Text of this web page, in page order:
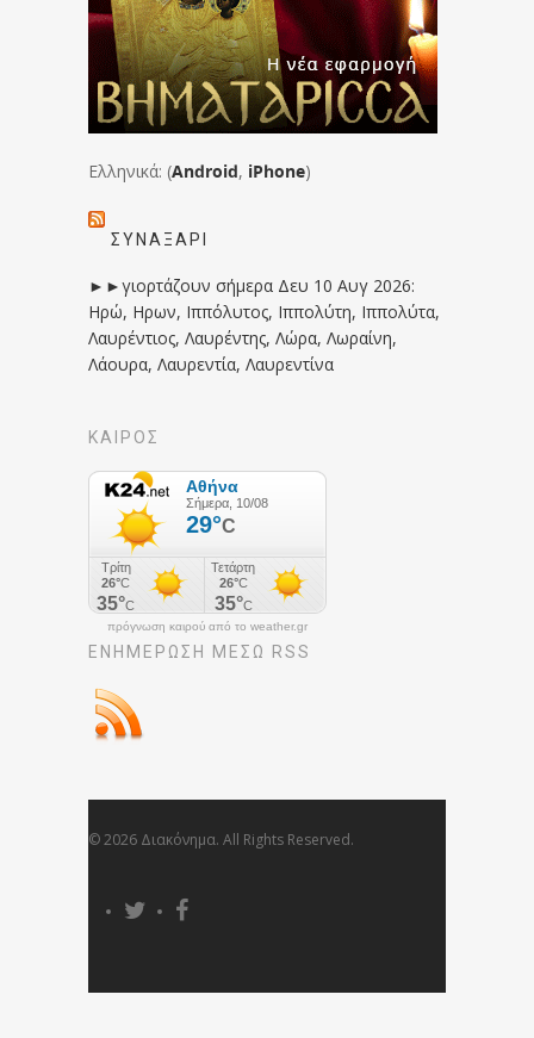
Ελληνικά: (Android, iPhone)
ΣΥΝΑΞΆΡΙ
►►γιορτάζουν σήμερα Δευ 10 Αυγ 2026:
Ηρώ, Ηρων, Ιππόλυτος, Ιππολύτη, Ιππολύτα,
Λαυρέντιος, Λαυρέντης, Λώρα, Λωραίνη,
Λάουρα, Λαυρεντία, Λαυρεντίνα
ΚΑΙΡΟΣ
πρόγνωση καιρού από το weather.gr
ΕΝΗΜΈΡΩΣΉ ΜΕΣΩ RSS
© 2026 Διακόνημα. All Rights Reserved.